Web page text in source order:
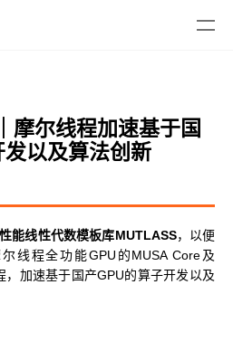
摩尔线程加速基于国
以及算法创新
能线性代数模板库MUTLASS，以便
线程全功能GPU的MUSA Core及
，加速基于国产GPU的算子开发以及